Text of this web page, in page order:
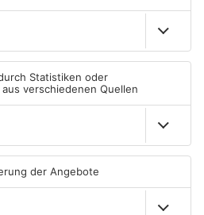
04.08.2026, 07:50 UHR IN
PRIMAVERALAND